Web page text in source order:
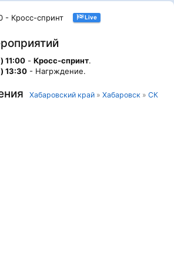
- Кросс-спринт Live
11:00 - Кросс-спринт.
13:30 - Нагрждение.
Хабаровский край » Хабаровск » СК